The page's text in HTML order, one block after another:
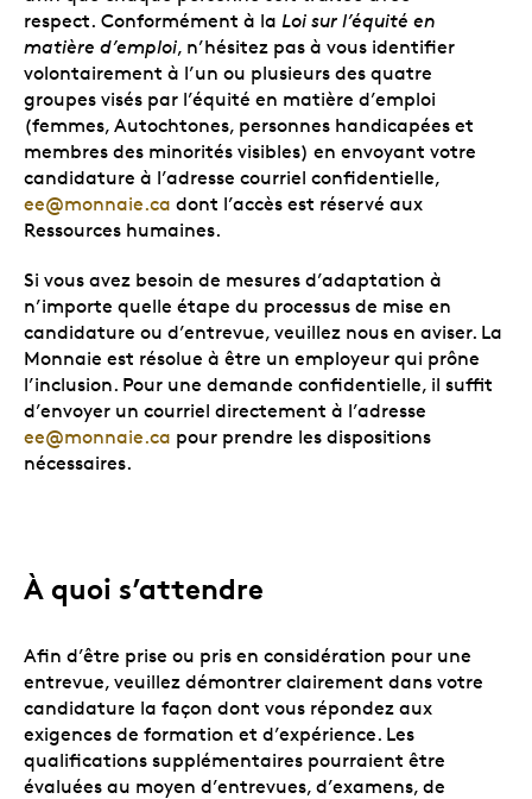
respect. Conformément à la Loi sur l’équité en
matière d’emploi, n’hésitez pas à vous identifier
volontairement à l’un ou plusieurs des quatre
groupes visés par l’équité en matière d’emploi
(femmes, Autochtones, personnes handicapées et
membres des minorités visibles) en envoyant votre
candidature à l’adresse courriel confidentielle,
ee@monnaie.ca dont l’accès est réservé aux
Ressources humaines.
Si vous avez besoin de mesures d’adaptation à
n’importe quelle étape du processus de mise en
candidature ou d’entrevue, veuillez nous en aviser. La
Monnaie est résolue à être un employeur qui prône
l’inclusion. Pour une demande confidentielle, il suffit
d’envoyer un courriel directement à l’adresse
ee@monnaie.ca pour prendre les dispositions
nécessaires.
À quoi s’attendre
Afin d’être prise ou pris en considération pour une
entrevue, veuillez démontrer clairement dans votre
candidature la façon dont vous répondez aux
exigences de formation et d’expérience. Les
qualifications supplémentaires pourraient être
évaluées au moyen d’entrevues, d’examens, de